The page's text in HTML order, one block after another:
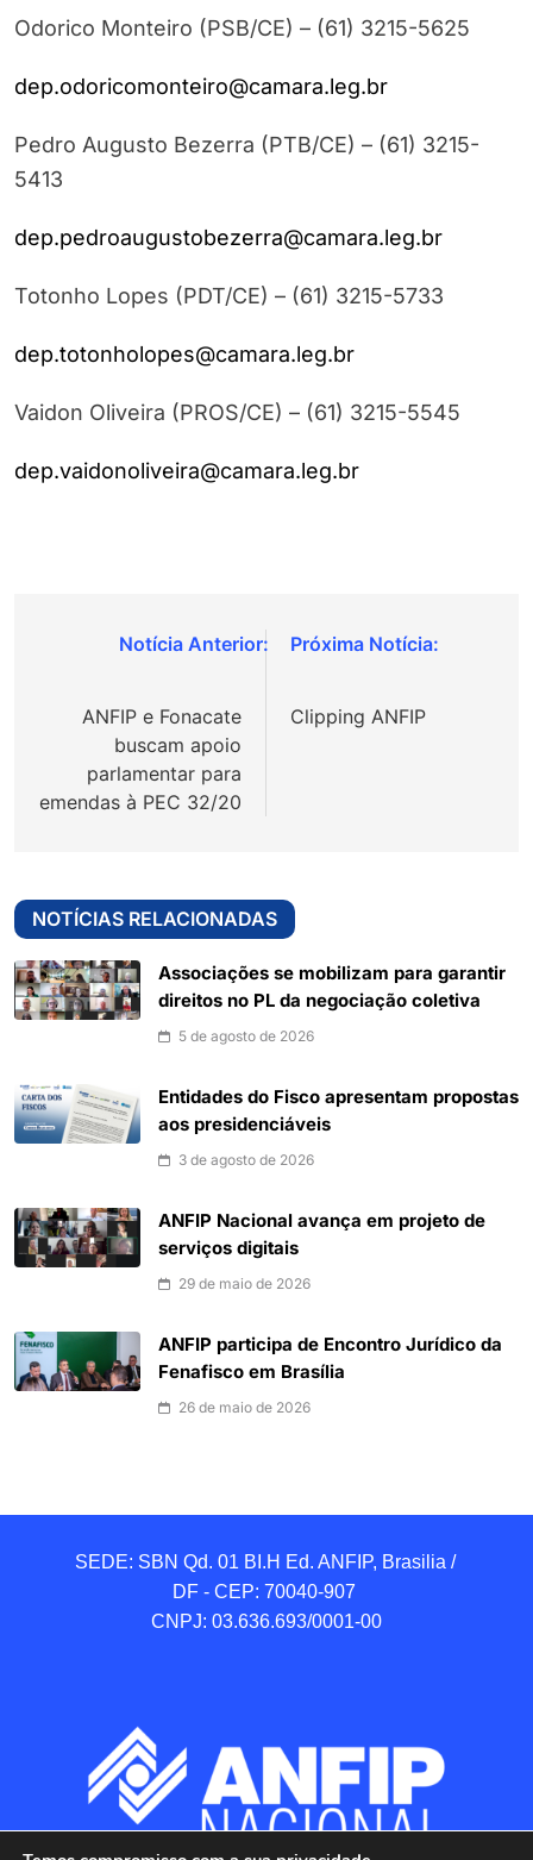
Odorico Monteiro (PSB/CE) – (61) 3215-5625
dep.odoricomonteiro@camara.leg.br
Pedro Augusto Bezerra (PTB/CE) – (61) 3215-
5413
dep.pedroaugustobezerra@camara.leg.br
Totonho Lopes (PDT/CE) – (61) 3215-5733
dep.totonholopes@camara.leg.br
Vaidon Oliveira (PROS/CE) – (61) 3215-5545
dep.vaidonoliveira@camara.leg.br
Navegação
Post
ANFIP e Fonacate
buscam apoio
parlamentar para
emendas à PEC 32/20
Clipping ANFIP
NOTÍCIAS RELACIONADAS
Associações se mobilizam para garantir
direitos no PL da negociação coletiva
5 de agosto de 2026
Entidades do Fisco apresentam propostas
aos presidenciáveis
3 de agosto de 2026
ANFIP Nacional avança em projeto de
serviços digitais
29 de maio de 2026
ANFIP participa de Encontro Jurídico da
Fenafisco em Brasília
26 de maio de 2026
SEDE: SBN Qd. 01 BI.H Ed. ANFIP, Brasilia /
DF - CEP: 70040-907
CNPJ: 03.636.693/0001-00